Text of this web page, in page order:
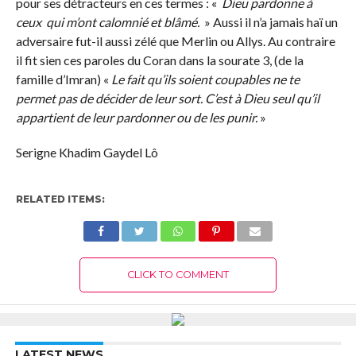
ceux qui m’ont calomnié et blâmé. » Aussi il n’a jamais haï un
adversaire fut-il aussi zélé que Merlin ou Allys. Au contraire
il fit sien ces paroles du Coran dans la sourate 3, (de la
famille d’Imran) « Le fait qu’ils soient coupables ne te
permet pas de décider de leur sort. C’est à Dieu seul qu’il
appartient de leur pardonner ou de les punir.»
Serigne Khadim Gaydel Lô
RELATED ITEMS:
CLICK TO COMMENT